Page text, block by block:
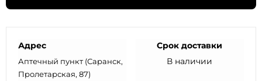
Адрес
Аптечный пункт (Саранск,
Пролетарская, 87)
Срок доставки
В наличии